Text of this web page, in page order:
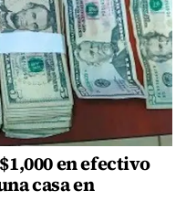
en efectivo
casa en